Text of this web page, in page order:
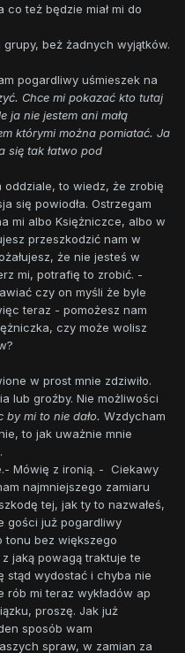
też będzie miał mi do
beż żadnych wyjątków.
pogardliwy uśmieszek na
Chce mi pokazać kto tutaj
ja nie jestem ani małą
którymi można pomiatać. Ja
się tak łatwo pod
oddziale, to wiedz, że zrobię
się powiodła. Ostrzegam
mi albo Księżniczce, albo w
przeszkodzić nam w
że nie jesteś w
mi, potrafię to zrobić. -
czy on myśli że byle
teraz - pomożesz nam
czy może wolisz
w prost mnie zdziwiło.
lub groźby. Nie możliwości
by mi to nie dało. Wzdycham
to jak uważnie mnie
Mówię z ironią. - Ciekawy
najmniejszego zamiaru
tej, jak ty to nazwałeś,
gości już pogardliwy
tonu bez większego
jaką powagą traktuje te
stąd wydostać i chyba nie
rób mi teraz wykładów ap
proszę. Jak już
sposób wam
spraw, w zamian za